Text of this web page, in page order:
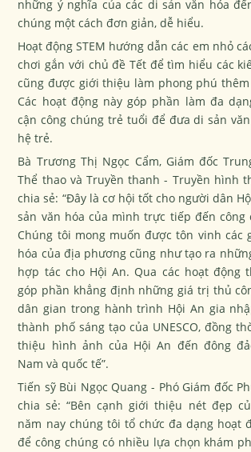
những ý nghĩa của các di sản văn hóa
chúng một cách đơn giản, dễ hiểu.
Hoạt động STEM hướng dẫn các em nhỏ
chơi gắn với chủ đề Tết để tìm hiểu các
cũng được giới thiệu làm phong phú
Các hoạt động này góp phần làm đa
cận công chúng trẻ tuổi để đưa di sản
hệ trẻ.
Bà Trương Thị Ngọc Cẩm, Giám đốc
Thể thao và Truyền thanh - Truyền hình
chia sẻ: “Đây là cơ hội tốt cho người dân
sản văn hóa của mình trực tiếp đến công
Chúng tôi mong muốn được tôn vinh các
hóa của địa phương cũng như tạo ra
hợp tác cho Hội An. Qua các hoạt động
góp phần khẳng định những giá trị thủ
dân gian trong hành trình Hội An gia
thành phố sáng tạo của UNESCO, đồng
thiệu hình ảnh của Hội An đến đông
Nam và quốc tế”.
Tiến sỹ Bùi Ngọc Quang - Phó Giám đốc
chia sẻ: “Bên cạnh giới thiệu nét đẹp
năm nay chúng tôi tổ chức đa dạng hoạt
để công chúng có nhiều lựa chọn khám